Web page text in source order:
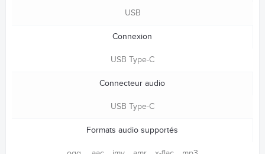
USB
Connexion
USB Type-C
Connecteur audio
USB Type-C
Formats audio supportés